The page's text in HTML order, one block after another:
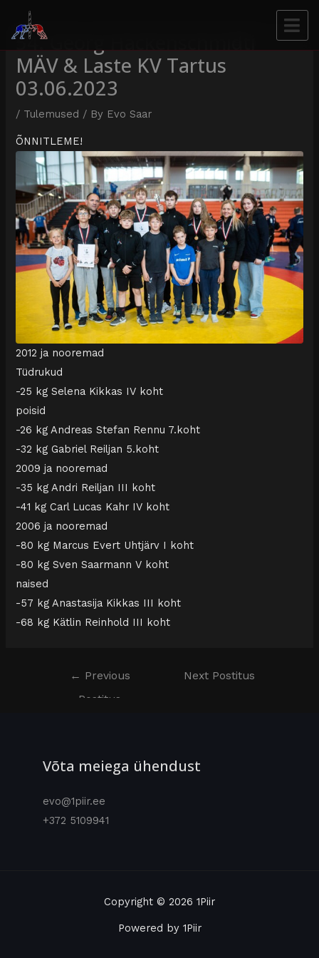
54. Georg Hackenschmidti
MÄV & Laste KV Tartus
03.06.2023
/ Tulemused / By Evo Saar
ÕNNITLEME!
2012 ja nooremad
Tüdrukud
-25 kg Selena Kikkas IV koht
poisid
-26 kg Andreas Stefan Rennu 7.koht
-32 kg Gabriel Reiljan 5.koht
2009 ja nooremad
-35 kg Andri Reiljan III koht
-41 kg Carl Lucas Kahr IV koht
2006 ja nooremad
-80 kg Marcus Evert Uhtjärv I koht
-80 kg Sven Saarmann V koht
naised
-57 kg Anastasija Kikkas III koht
-68 kg Kätlin Reinhold III koht
← Previous
Postitus
Next Postitus
Võta meiega ühendust
evo@1piir.ee
+372 5109941
Copyright © 2026 1Piir
Powered by 1Piir